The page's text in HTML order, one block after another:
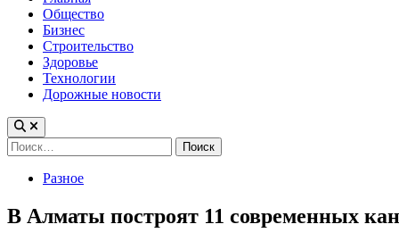
Общество
Бизнес
Строительство
Здоровье
Технологии
Дорожные новости
Найти:
PostedРазное
В Алматы построят 11 современных